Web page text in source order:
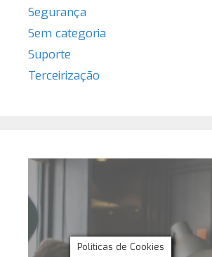
Segurança
Sem categoria
Suporte
Terceirização
Politicas de Cookies